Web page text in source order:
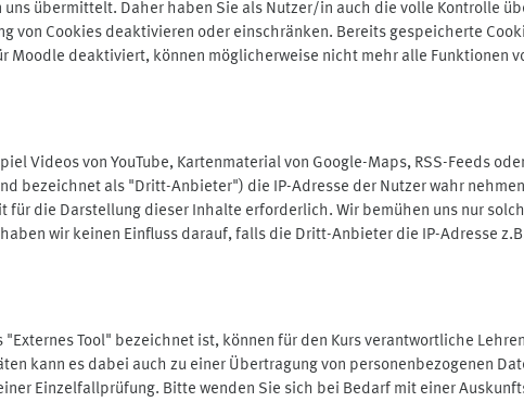
übermittelt. Daher haben Sie als Nutzer/in auch die volle Kontrolle
von Cookies deaktivieren oder einschränken. Bereits gespeicherte
deaktiviert, können möglicherweise nicht mehr alle Funktionen
Videos von YouTube, Kartenmaterial von Google-Maps, RSS-Feeds
bezeichnet als "Dritt-Anbieter") die IP-Adresse der Nutzer wahr
die Darstellung dieser Inhalte erforderlich. Wir bemühen uns nur
wir keinen Einfluss darauf, falls die Dritt-Anbieter die IP-Adresse
Tool" bezeichnet ist, können für den Kurs verantwortliche
kann es dabei auch zu einer Übertragung von personenbezogenen
Einzelfallprüfung. Bitte wenden Sie sich bei Bedarf mit einer